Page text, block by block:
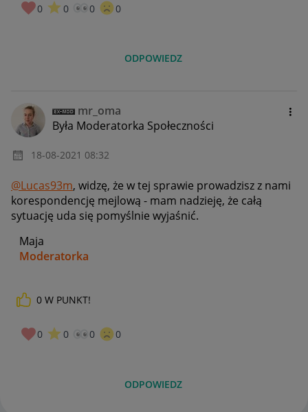
0 0 0 0
ODPOWIEDZ
mr_oma
Była Moderatorka Społeczności
‎18-08-2021 08:32
@Lucas93m, widzę, że w tej sprawie prowadzisz z nami
korespondencję mejlową - mam nadzieję, że całą
sytuację uda się pomyślnie wyjaśnić.
Maja
Moderatorka
_____________
0 W PUNKT!
0 0 0 0
ODPOWIEDZ